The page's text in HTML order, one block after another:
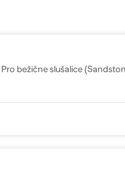
bežične slušalice